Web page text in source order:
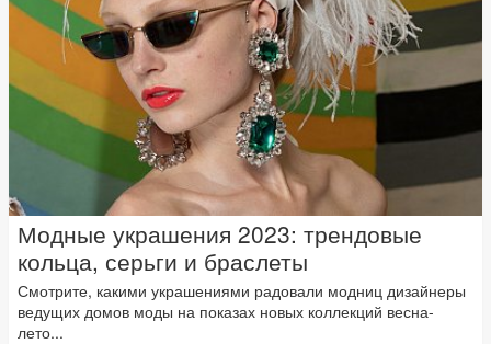
Модные украшения 2023: трендовые
кольца, серьги и браслеты
Смотрите, какими украшениями радовали модниц дизайнеры
ведущих домов моды на показах новых коллекций весна-
лето...